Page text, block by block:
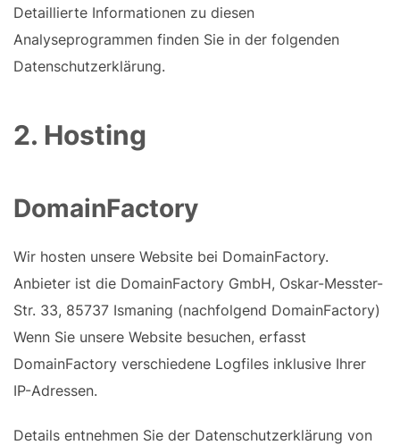
Detaillierte Informationen zu diesen
Analyseprogrammen finden Sie in der folgenden
Datenschutzerklärung.
2. Hosting
DomainFactory
Wir hosten unsere Website bei DomainFactory.
Anbieter ist die DomainFactory GmbH, Oskar-Messter-
Str. 33, 85737 Ismaning (nachfolgend DomainFactory)
Wenn Sie unsere Website besuchen, erfasst
DomainFactory verschiedene Logfiles inklusive Ihrer
IP-Adressen.
Details entnehmen Sie der Datenschutzerklärung von